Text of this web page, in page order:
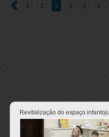
1 2 3 4 5 6
";
Revitalização do espaço